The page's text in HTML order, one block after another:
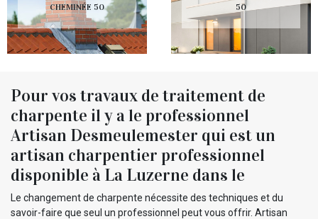
CHEMINÉE 50
50
Pour vos travaux de traitement de
charpente il y a le professionnel
Artisan Desmeulemester qui est un
artisan charpentier professionnel
disponible à La Luzerne dans le
Le changement de charpente nécessite des techniques et du
savoir-faire que seul un professionnel peut vous offrir. Artisan